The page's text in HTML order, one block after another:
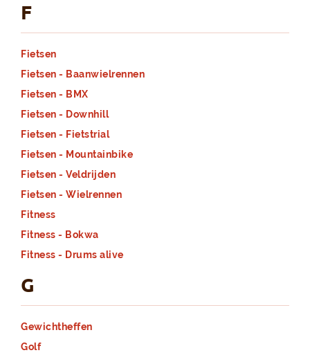
F
Fietsen
Fietsen - Baanwielrennen
Fietsen - BMX
Fietsen - Downhill
Fietsen - Fietstrial
Fietsen - Mountainbike
Fietsen - Veldrijden
Fietsen - Wielrennen
Fitness
Fitness - Bokwa
Fitness - Drums alive
G
Gewichtheffen
Golf